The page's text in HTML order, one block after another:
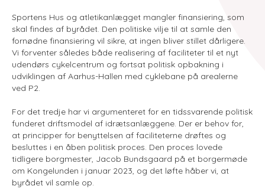
Sportens Hus og atletikanlægget mangler finansiering, som
skal findes af byrådet. Den politiske vilje til at samle den
fornødne finansiering vil sikre, at ingen bliver stillet dårligere.
Vi forventer således både realisering af faciliteter til et nyt
udendørs cykelcentrum og fortsat politisk opbakning i
udviklingen af Aarhus-Hallen med cyklebane på arealerne
ved P2.
For det tredje har vi argumenteret for en tidssvarende politisk
funderet driftsmodel af idrætsanlæggene. Der er behov for,
at principper for benyttelsen af faciliteterne drøftes og
besluttes i en åben politisk proces. Den proces lovede
tidligere borgmester, Jacob Bundsgaard på et borgermøde
om Kongelunden i januar 2023, og det løfte håber vi, at
byrådet vil samle op.